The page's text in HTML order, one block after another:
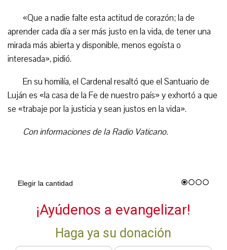
«Que a nadie falte esta actitud de corazón; la de
aprender cada día a ser más justo en la vida, de tener una
mirada más abierta y disponible, menos egoísta o
interesada», pidió.
En su homilía, el Cardenal resaltó que el Santuario de
Luján es «la casa de la Fe de nuestro país» y exhortó a que
se «trabaje por la justicia y sean justos en la vida».
Con informaciones de la Radio Vaticano.